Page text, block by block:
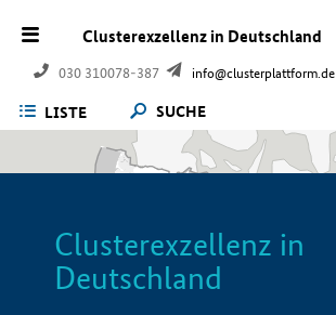
Clusterexzellenz in Deutschland
030 310078-387 info@clusterplattform.de
LISTE SUCHE
Clusterexzellenz in
Deutschland